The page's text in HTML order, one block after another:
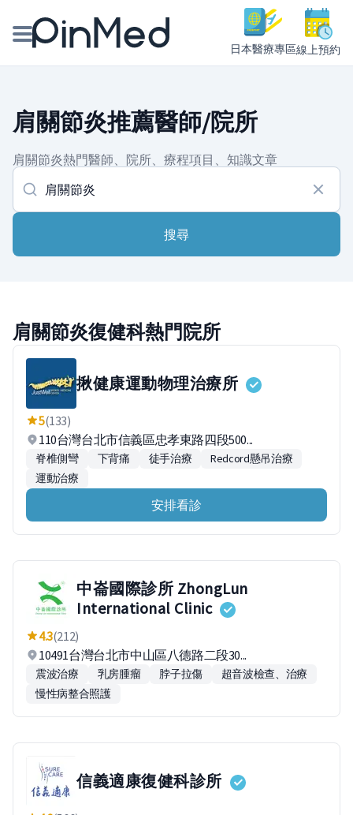
日本醫療專區線上預約
醫師專欄專訪
健康主題館
我是醫療人員
肩關節炎推薦醫師/院所
肩關節炎熱門醫師、院所、療程項目、知識文章
搜尋
肩關節炎復健科熱門院所
揪健康運動物理治療所
5(133)
110台灣台北市信義區忠孝東路四段500...
脊椎側彎 下背痛 徒手治療
Redcord懸吊治療
運動治療
安排看診
中崙國際診所 ZhongLun
International Clinic
4.3(212)
10491台灣台北市中山區八德路二段30...
震波治療 乳房腫瘤 脖子拉傷
超音波檢查、治療
慢性病整合照護
信義適康復健科診所